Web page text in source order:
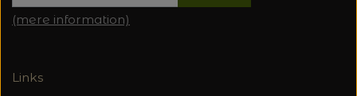
(mere information)
Links